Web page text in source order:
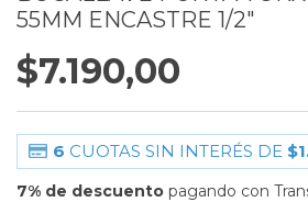
55MM ENCASTRE 1/2"
$7.190,00
6 CUOTAS SIN INTERÉS DE
7% de descuento pagando con